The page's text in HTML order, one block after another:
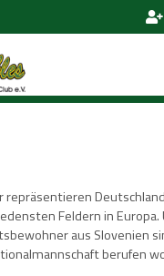
repräsentieren
Feldern in Europa.
aus Slovenien
berufen